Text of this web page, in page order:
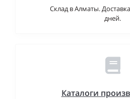
Склад в Алматы.
дней.
Каталоги